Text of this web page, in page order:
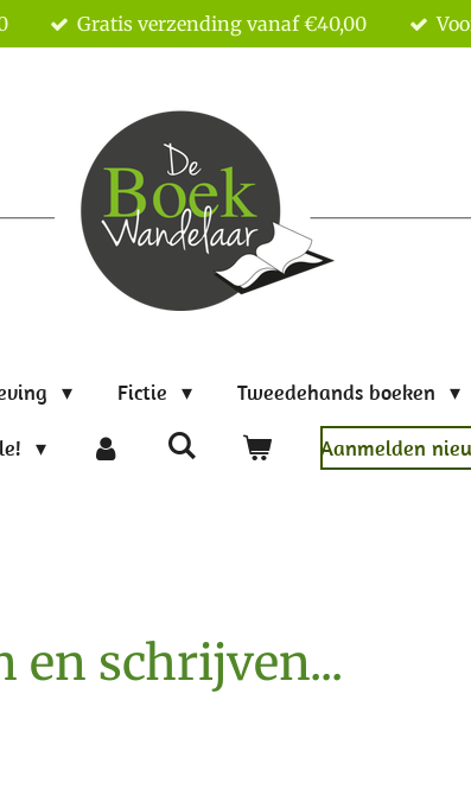
Gratis verzending vanaf €40,00
Fictie Tweedehands boeken
Aanmelden
en schrijven...